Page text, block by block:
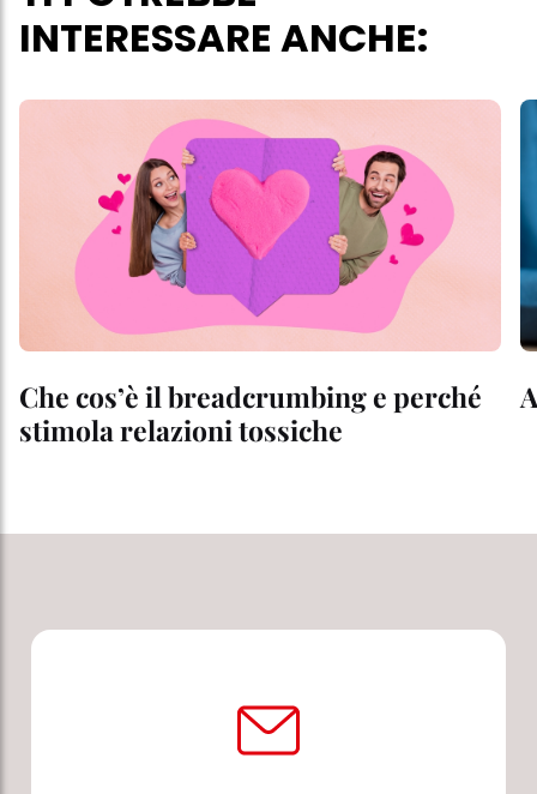
INTERESSARE ANCHE:
Che cos’è il breadcrumbing e perché
stimola relazioni tossiche